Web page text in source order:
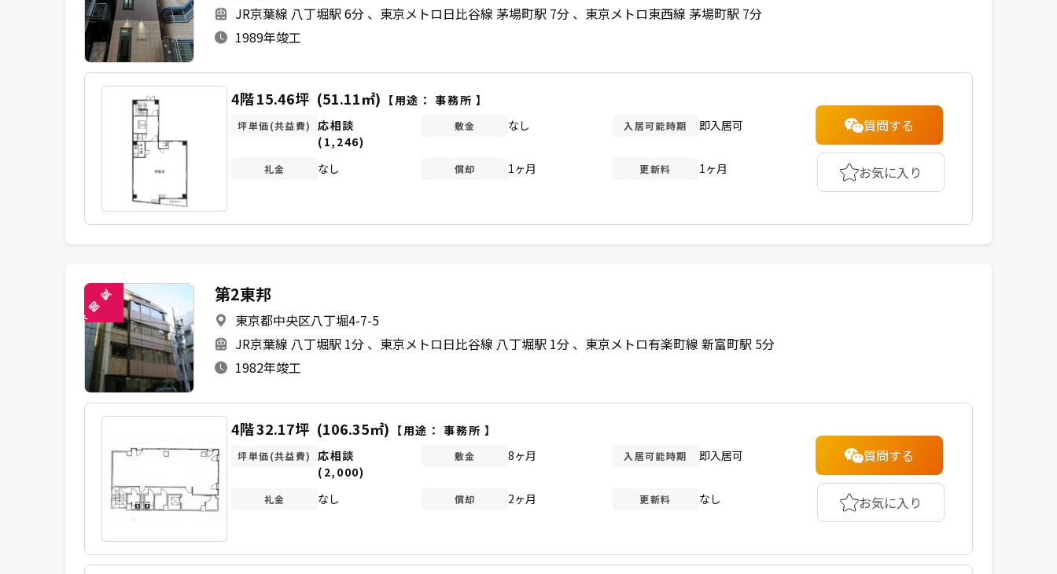
JR京葉線 八丁堀駅 6分
東京メトロ日比谷線 茅場町駅 7分
東京メトロ東西線 茅場町駅 7分
1989年竣工
4階15.46坪 (51.11㎡) 【用途：事務所 】
坪単価(共益費)
応相談
(1,246)
敷金 なし 入居可能時期 即入居可
礼金 なし 償却 1ヶ月 更新料 1ヶ月
質問する
お気に入り
未
閲
覧 第2東邦
東京都中央区八丁堀4-7-5
JR京葉線 八丁堀駅 1分
東京メトロ日比谷線 八丁堀駅 1分
東京メトロ有楽町線 新富町駅 5分
1982年竣工
4階32.17坪 (106.35㎡) 【用途：事務所 】
坪単価(共益費)
応相談
(2,000)
敷金 8ヶ月 入居可能時期 即入居可
礼金 なし 償却 2ヶ月 更新料 なし
質問する
お気に入り